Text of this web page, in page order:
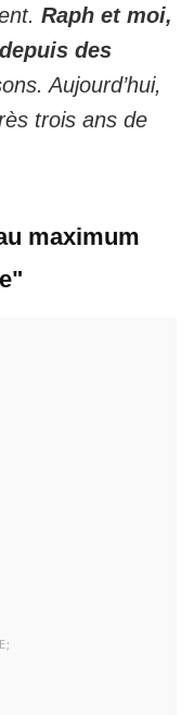
Raph et moi,
des
Aujourd’hui,
trois ans de
maximum